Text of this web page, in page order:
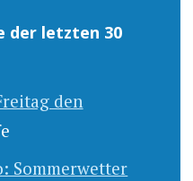
der letzten 30
den
Sommerwetter